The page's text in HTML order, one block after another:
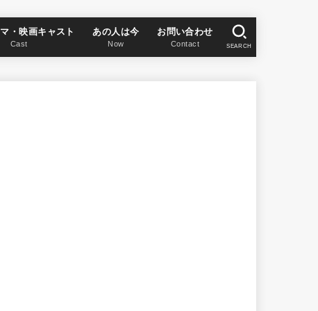
・映画キャスト
Cast
あの人は今
Now
お問い合わせ
Contact SEARCH